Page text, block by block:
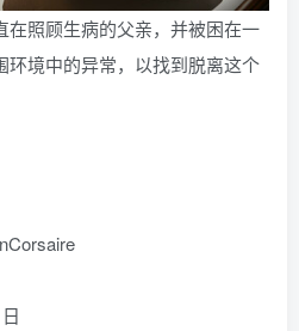
在照顾生病的父亲，并被困在一
环境中的异常，以找到脱离这个